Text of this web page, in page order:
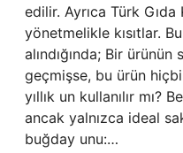
edilir. Ayrıca Türk
yönetmelikle kısıtlar.
alındığında; Bir
geçmişse, bu ürün
yıllık un kullanılır mı?
ancak yalnızca ideal
buğday unu:…